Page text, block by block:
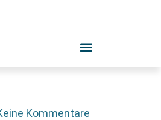
Kommentare